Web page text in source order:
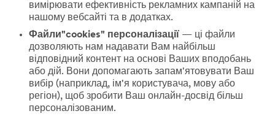
вимірювати ефективність рекламних кампаній на
нашому вебсайті та в додатках.
Файли"cookies" персоналізації — ці файли
дозволяють нам надавати Вам найбільш
відповідний контент на основі Ваших вподобань
або дій. Вони допомагають запам'ятовувати Ваш
вибір (наприклад, ім'я користувача, мову або
регіон), щоб зробити Ваш онлайн-досвід більш
персоналізованим.